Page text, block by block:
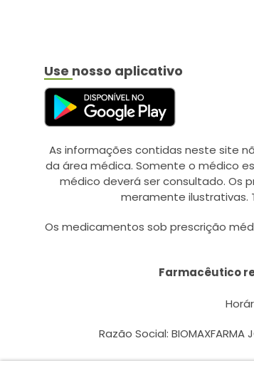
Use nosso aplicativo
As informações contidas neste site
da área médica. Somente o médico
médico deverá ser consultado. Os
meramente ilustrativas.
Os medicamentos sob prescrição
Farmacêutico
Razão Social: